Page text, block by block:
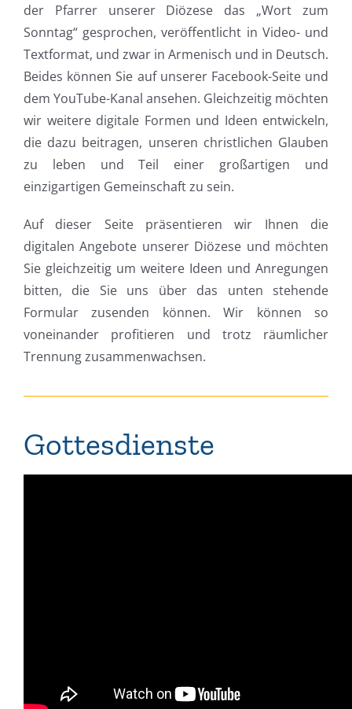
der Pfarrer unserer Diözese das „Wort zum
Sonntag“ gesprochen, veröffentlicht in Video- und
Textformat, und zwar in Armenisch und in Deutsch.
Beides können Sie auf unserer Facebook-Seite und
dem YouTube-Kanal ansehen. Gleichzeitig möchten
wir weitere digitale Formen und Ideen entwickeln,
die dazu beitragen, unseren christlichen Glauben
zu leben und Teil einer großartigen und
einzigartigen Gemeinschaft zu sein.
Auf dieser Seite präsentieren wir Ihnen die
digitalen Angebote unserer Diözese und möchten
Sie gleichzeitig um weitere Ideen und Anregungen
bitten, die Sie uns über das unten stehende
Formular zusenden können. Wir können so
voneinander profitieren und trotz räumlicher
Trennung zusammenwachsen.
Gottesdienste